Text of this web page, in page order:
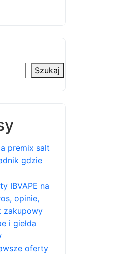
Szukaj
premix salt
gdzie
IBVAPE na
opinie,
zakupowy
i giełda
oferty